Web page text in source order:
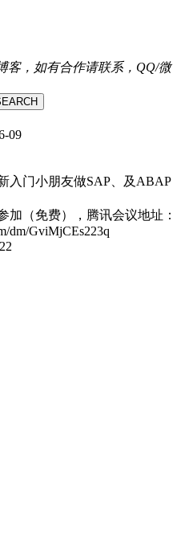
客，如有合作请联系，QQ/微
09
入门小朋友做SAP、及ABAP
加（免费），腾讯会议地址：
dm/GviMjCEs223q